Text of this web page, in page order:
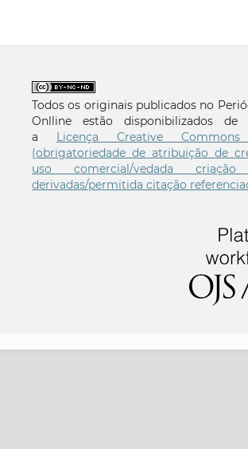
Todos os originais publicados no
Onlline estão disponibilizados de
a Licença Creative
(obrigatoriedade de atribuição de
uso comercial/vedada
derivadas/permitida citação